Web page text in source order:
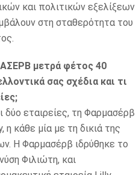
και πολιτικών εξελίξεων
στη σταθερότητα του
μετρά φέτος 40
σας σχέδια και τι
δύο εταιρείες, τη Φαρμασέρβ
κάθε μία με τη δικιά της
Η Φαρμασέρβ ιδρύθηκε το
Φιλιώτη, και